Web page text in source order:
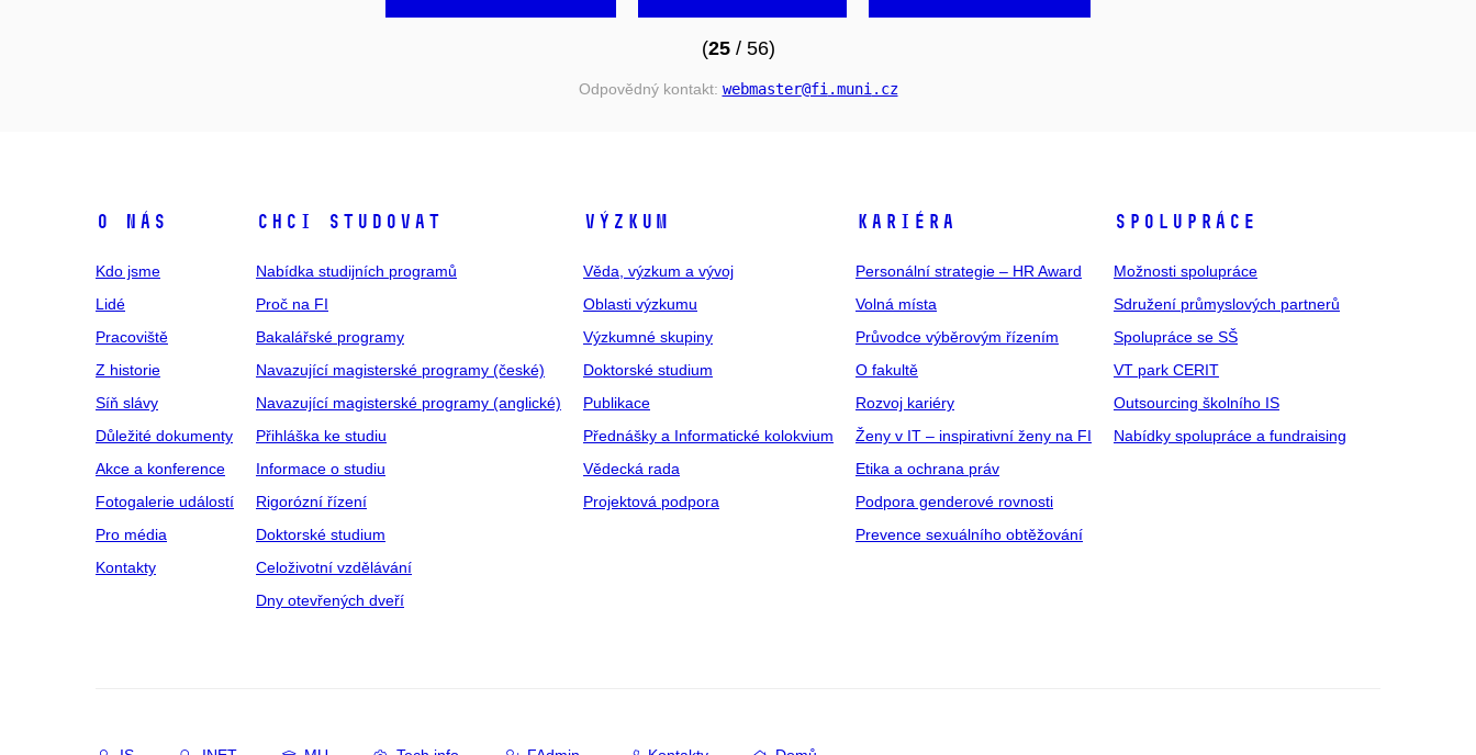
(25/ 56)
Odpovědný kontakt: webmaster@fi .muni .cz
O NÁS
Kdo jsme
Lidé
Pracoviště
Z historie
Síň slávy
Důležité dokumenty
Akce a konference
Fotogalerie událostí
Pro média
Kontakty
CHCI STUDOVAT
Nabídka studijních programů
Proč na FI
Bakalářské programy
Navazující magisterské programy (české)
Navazující magisterské programy (anglické)
Přihláška ke studiu
Informace o studiu
Rigorózní řízení
Doktorské studium
Celoživotní vzdělávání
Dny otevřených dveří
VÝZKUM
Věda, výzkum a vývoj
Oblasti výzkumu
Výzkumné skupiny
Doktorské studium
Publikace
Přednášky a Informatické kolokvium
Vědecká rada
Projektová podpora
KARIÉRA
Personální strategie – HR Award
Volná místa
Průvodce výběrovým řízením
O fakultě
Rozvoj kariéry
Ženy v IT – inspirativní ženy na FI
Etika a ochrana práv
Podpora genderové rovnosti
Prevence sexuálního obtěžování
SPOLUPRÁCE
Možnosti spolupráce
Sdružení průmyslových partnerů
Spolupráce se SŠ
VT park CERIT
Outsourcing školního IS
Nabídky spolupráce a fundraising